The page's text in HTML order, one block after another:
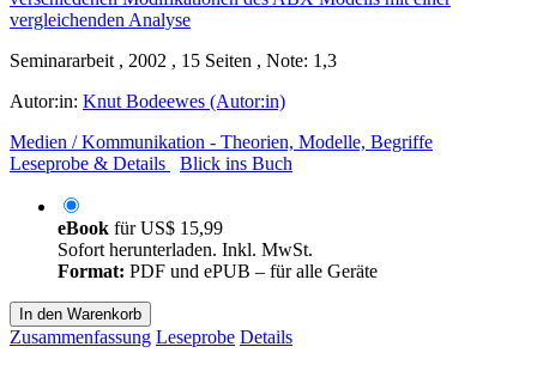
Seminararbeit , 2002 , 15 Seiten , Note: 1,3
Autor:in: Knut Bodeewes (Autor:in)
Medien / Kommunikation - Theorien, Modelle, Begriffe
Leseprobe & Details
Blick ins Buch
eBook fürUS$ 15,99
Sofort herunterladen. Inkl. MwSt.
Format: PDF und ePUB – für alle Geräte
In den Warenkorb
Zusammenfassung Leseprobe Details